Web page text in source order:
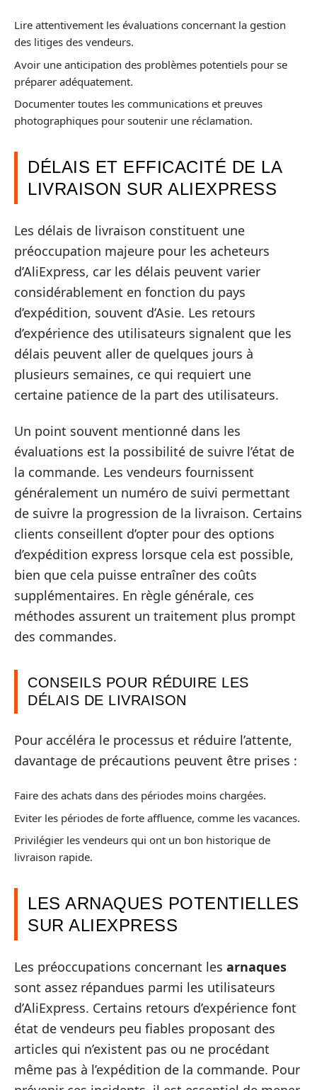
Lire attentivement les évaluations concernant la gestion
des litiges des vendeurs.
Avoir une anticipation des problèmes potentiels pour se
préparer adéquatement.
Documenter toutes les communications et preuves
photographiques pour soutenir une réclamation.
DÉLAIS ET EFFICACITÉ DE LA
LIVRAISON SUR ALIEXPRESS
Les délais de livraison constituent une
préoccupation majeure pour les acheteurs
d’AliExpress, car les délais peuvent varier
considérablement en fonction du pays
d’expédition, souvent d’Asie. Les retours
d’expérience des utilisateurs signalent que les
délais peuvent aller de quelques jours à
plusieurs semaines, ce qui requiert une
certaine patience de la part des utilisateurs.
Un point souvent mentionné dans les
évaluations est la possibilité de suivre l’état de
la commande. Les vendeurs fournissent
généralement un numéro de suivi permettant
de suivre la progression de la livraison. Certains
clients conseillent d’opter pour des options
d’expédition express lorsque cela est possible,
bien que cela puisse entraîner des coûts
supplémentaires. En règle générale, ces
méthodes assurent un traitement plus prompt
des commandes.
CONSEILS POUR RÉDUIRE LES
DÉLAIS DE LIVRAISON
Pour accéléra le processus et réduire l’attente,
davantage de précautions peuvent être prises :
Faire des achats dans des périodes moins chargées.
Eviter les périodes de forte affluence, comme les vacances.
Privilégier les vendeurs qui ont un bon historique de
livraison rapide.
LES ARNAQUES POTENTIELLES
SUR ALIEXPRESS
Les préoccupations concernant les arnaques
sont assez répandues parmi les utilisateurs
d’AliExpress. Certains retours d’expérience font
état de vendeurs peu fiables proposant des
articles qui n’existent pas ou ne procédant
même pas à l’expédition de la commande. Pour